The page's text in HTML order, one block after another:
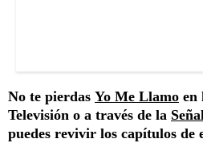
No te pierdas Yo Me Llamo en
Televisión o a través de la
puedes revivir los capítulos de